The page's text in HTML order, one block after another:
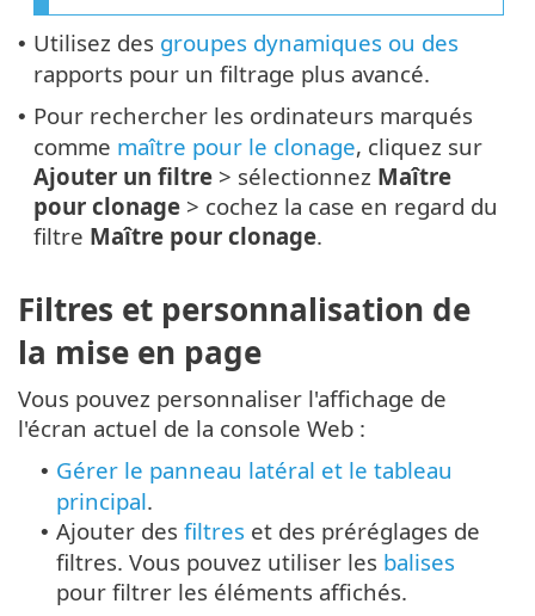
• Utilisez des groupes dynamiques ou des
rapports pour un filtrage plus avancé.
• Pour rechercher les ordinateurs marqués
comme maître pour le clonage, cliquez sur
Ajouter un filtre > sélectionnez Maître
pour clonage > cochez la case en regard du
filtre Maître pour clonage.
Filtres et personnalisation de
la mise en page
Vous pouvez personnaliser l'affichage de
l'écran actuel de la console Web :
• Gérer le panneau latéral et le tableau
principal.
• Ajouter des filtres et des préréglages de
filtres. Vous pouvez utiliser les balises
pour filtrer les éléments affichés.